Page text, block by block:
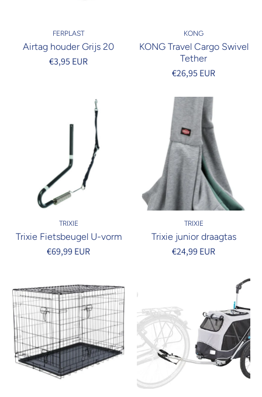
FERPLAST
Airtag houder Grijs 20
€3,95 EUR
KONG
KONG Travel Cargo Swivel
Tether
€26,95 EUR
TRIXIE
Trixie Fietsbeugel U-vorm
€69,99 EUR
TRIXIE
Trixie junior draagtas
€24,99 EUR